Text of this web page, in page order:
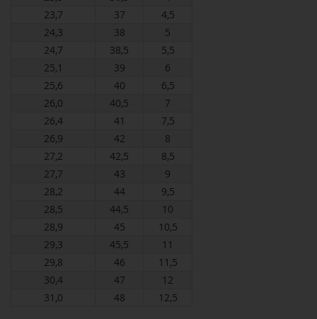
23,7
37
4,5
24,3
38
5
24,7
38,5
5,5
25,1
39
6
25,6
40
6,5
26,0
40,5
7
26,4
41
7,5
26,9
42
8
27,2
42,5
8,5
27,7
43
9
28,2
44
9,5
28,5
44,5
10
28,9
45
10,5
29,3
45,5
11
29,8
46
11,5
30,4
47
12
31,0
48 12,5